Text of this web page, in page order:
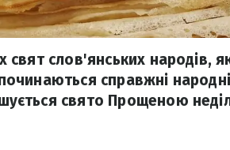
слов'янських народів,
справжні
свято Прощеною